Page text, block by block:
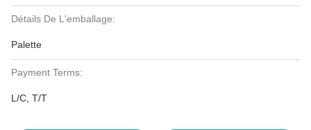
Détails De L'emballage:
Palette
Payment Terms:
L/C, T/T